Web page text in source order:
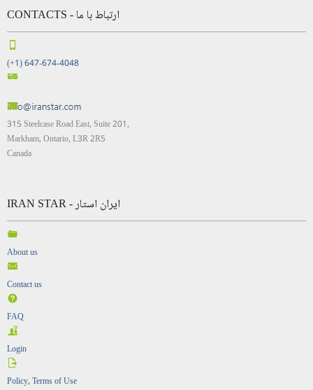
CONTACTS - ارتباط با ما
(+1) 647-674-4048
315 Steelcase Road East, Suite 201,
Markham, Ontario, L3R 2R5
Canada
IRAN STAR - ایران استار
About us
Contact us
FAQ
Login
Policy, Terms of Use